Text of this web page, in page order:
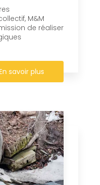
M&M
de réaliser
savoir plus